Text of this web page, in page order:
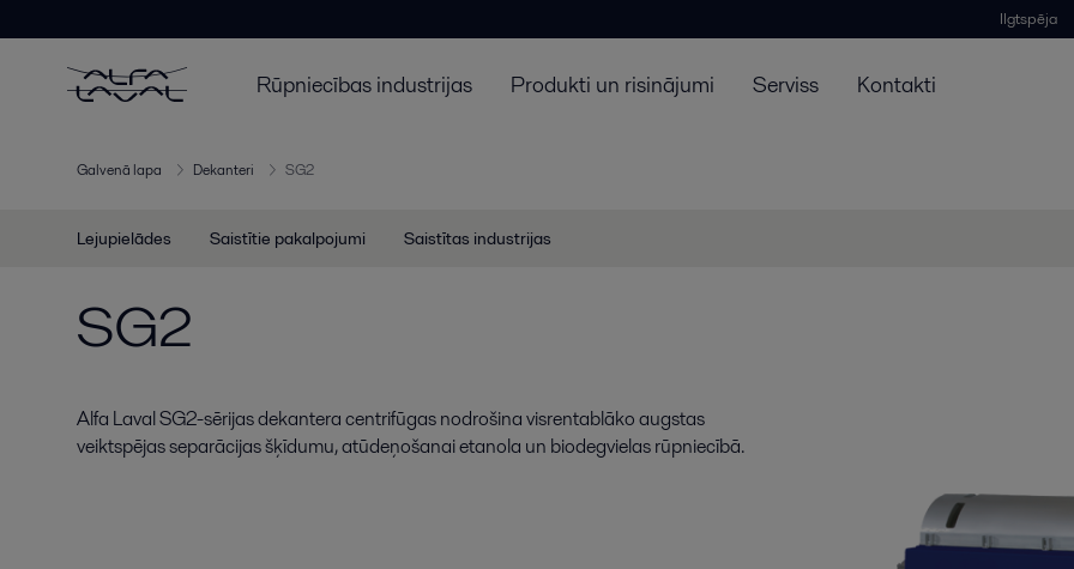
Ilgtspēja
Rūpniecības industrijas Produkti un risinājumi Serviss Kontakti
Galvenā lapa Dekanteri SG2
Lejupielādes Saistītie pakalpojumi Saistītas industrijas
SG2
Alfa Laval SG2-sērijas dekantera centrifūgas nodrošina visrentablāko augstas
veiktspējas separācijas šķīdumu, atūdeņošanai etanola un biodegvielas rūpniecībā.